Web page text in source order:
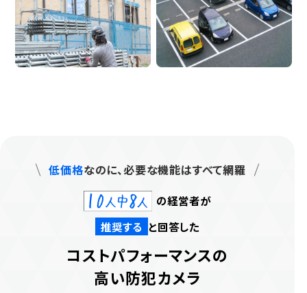
低価格なのに、必要な機能はすべて網羅
の経営者が
推奨する と回答した
コストパフォーマンスの
高い防犯カメラ